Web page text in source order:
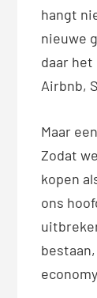
hangt
nieuwe
daar
Airbnb,
Maar
Zodat
kopen
ons